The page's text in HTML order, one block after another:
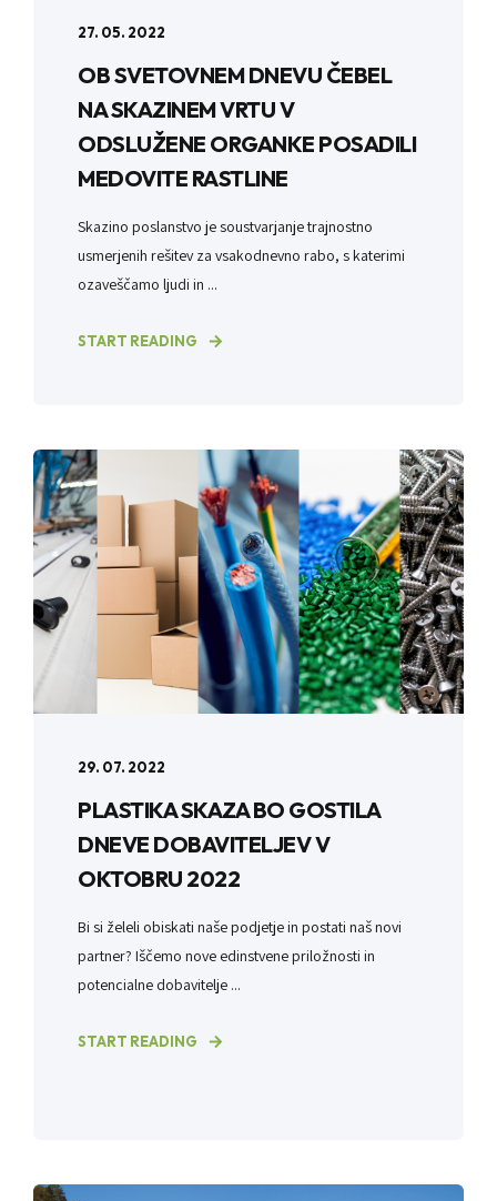
27. 05. 2022
OB SVETOVNEM DNEVU ČEBEL
NA SKAZINEM VRTU V
ODSLUŽENE ORGANKE POSADILI
MEDOVITE RASTLINE
Skazino poslanstvo je soustvarjanje trajnostno
usmerjenih rešitev za vsakodnevno rabo, s katerimi
ozaveščamo ljudi in ...
START READING
29. 07. 2022
PLASTIKA SKAZA BO GOSTILA
DNEVE DOBAVITELJEV V
OKTOBRU 2022
Bi si želeli obiskati naše podjetje in postati naš novi
partner? Iščemo nove edinstvene priložnosti in
potencialne dobavitelje ...
START READING